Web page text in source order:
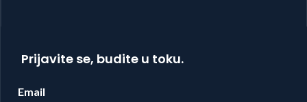
Prijavite se, budite u toku.
Email